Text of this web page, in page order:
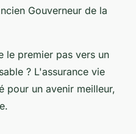
Gouverneur de la
le premier pas vers un
? L'assurance vie
pour un avenir meilleur,